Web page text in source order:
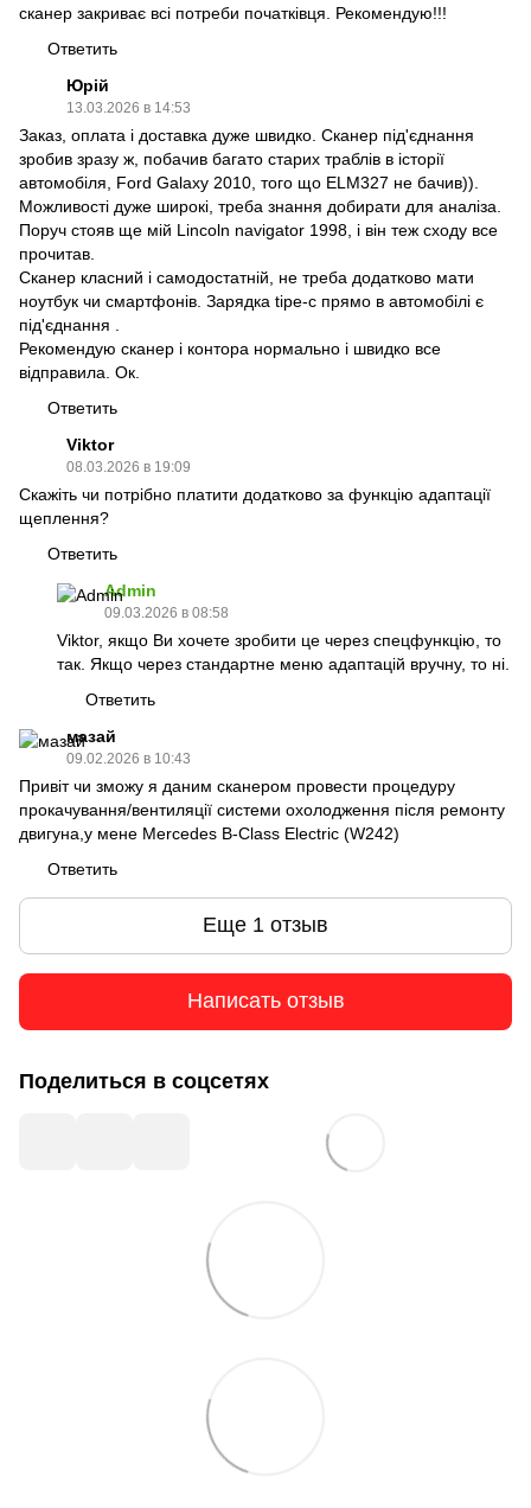
сканер закриває всі потреби початківця. Рекомендую!!!
Ответить
Юрій
13.03.2026 в 14:53
Заказ, оплата і доставка дуже швидко. Сканер під'єднання
зробив зразу ж, побачив багато старих траблів в історії
автомобіля, Ford Galaxy 2010, того що ELM327 не бачив)).
Можливості дуже широкі, треба знання добирати для аналіза.
Поруч стояв ще мій Lincoln navigator 1998, і він теж сходу все
прочитав.
Сканер класний і самодостатній, не треба додатково мати
ноутбук чи смартфонів. Зарядка tipe-c прямо в автомобілі є
під'єднання .
Рекомендую сканер і контора нормально і швидко все
відправила. Ок.
Ответить
Viktor
08.03.2026 в 19:09
Скажіть чи потрібно платити додатково за функцію адаптації
щеплення?
Ответить
Admin
09.03.2026 в 08:58
Viktor, якщо Ви хочете зробити це через спецфункцію, то
так. Якщо через стандартне меню адаптацій вручну, то ні.
Ответить
мазай
09.02.2026 в 10:43
Привіт чи зможу я даним сканером провести процедуру
прокачування/вентиляції системи охолодження після ремонту
двигуна,у мене Mercedes B-Class Electric (W242)
Ответить
Еще 1 отзыв
Написать отзыв
Поделиться в соцсетях